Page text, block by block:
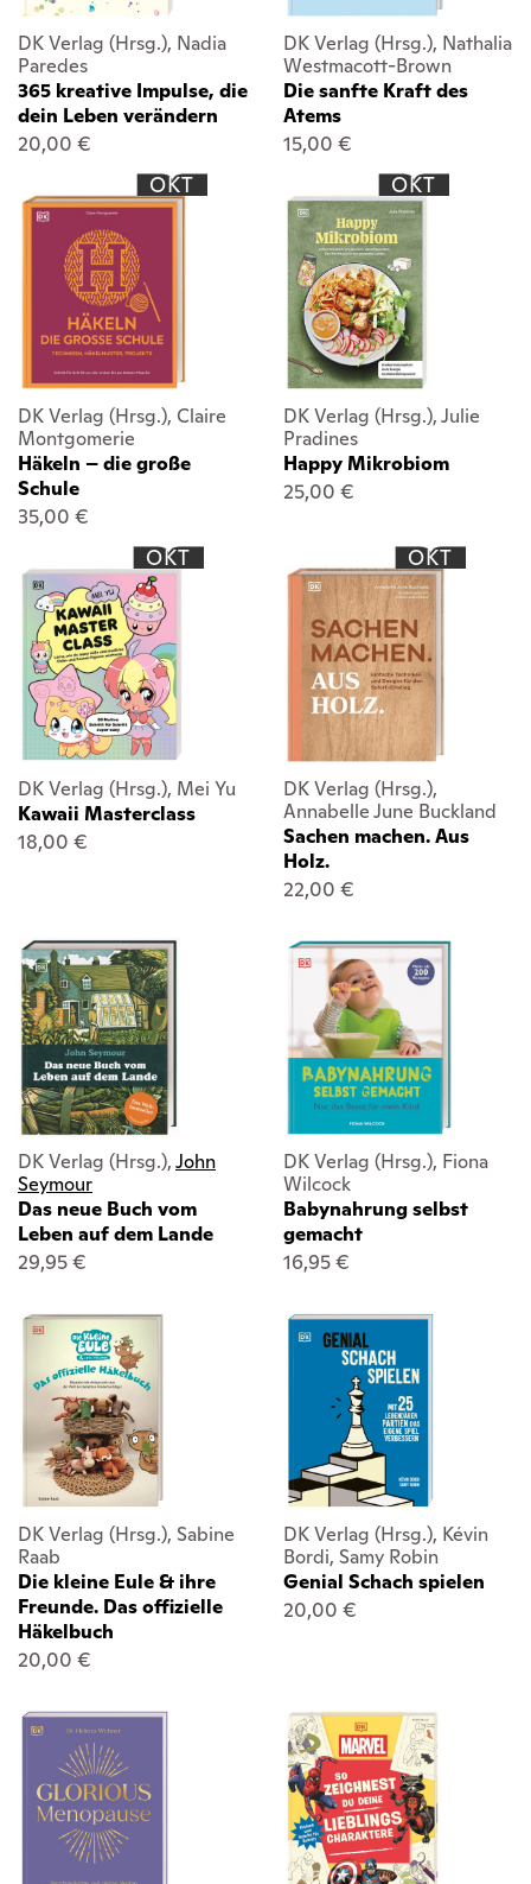
DK Verlag (Hrsg.), Nadia
Paredes
365 kreative Impulse, die
dein Leben verändern
20,00 €
DK Verlag (Hrsg.), Nathalia
Westmacott-Brown
Die sanfte Kraft des
Atems
15,00 €
OKT
DK Verlag (Hrsg.), Claire
Montgomerie
Häkeln – die große
Schule
35,00 €
OKT
DK Verlag (Hrsg.), Julie
Pradines
Happy Mikrobiom
25,00 €
OKT
DK Verlag (Hrsg.), Mei Yu
Kawaii Masterclass
18,00 €
OKT
DK Verlag (Hrsg.),
Annabelle June Buckland
Sachen machen. Aus
Holz.
22,00 €
DK Verlag (Hrsg.),John
Seymour
Das neue Buch vom
Leben auf dem Lande
29,95 €
DK Verlag (Hrsg.), Fiona
Wilcock
Babynahrung selbst
gemacht
16,95 €
DK Verlag (Hrsg.), Sabine
Raab
Die kleine Eule & ihre
Freunde. Das offizielle
Häkelbuch
20,00 €
DK Verlag (Hrsg.), Kévin
Bordi, Samy Robin
Genial Schach spielen
20,00 €